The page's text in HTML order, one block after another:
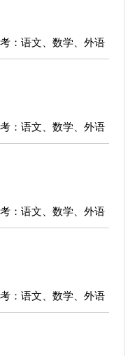
：语文、数学、外语
：语文、数学、外语
：语文、数学、外语
：语文、数学、外语